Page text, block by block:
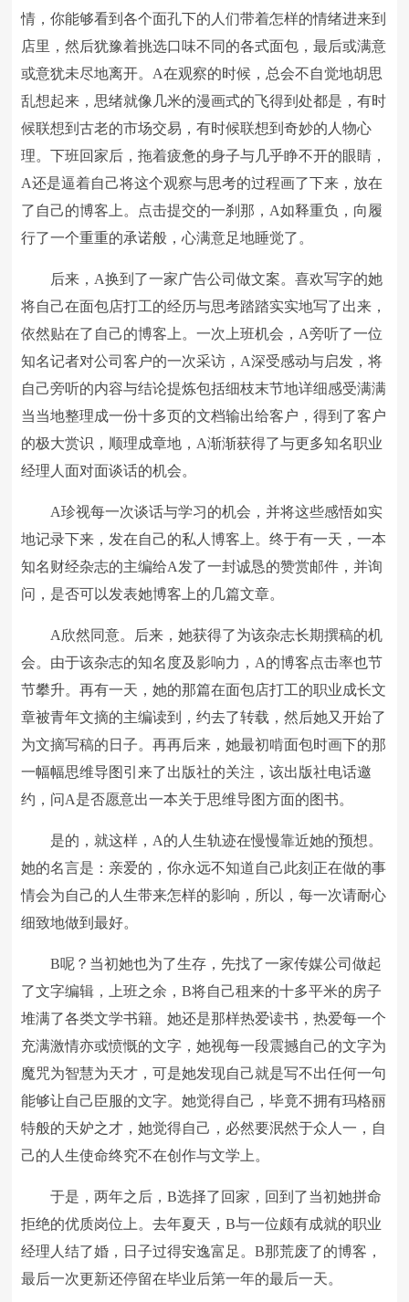
情，你能够看到各个面孔下的人们带着怎样的情绪进来到
店里，然后犹豫着挑选口味不同的各式面包，最后或满意
或意犹未尽地离开。A在观察的时候，总会不自觉地胡思
乱想起来，思绪就像几米的漫画式的飞得到处都是，有时
候联想到古老的市场交易，有时候联想到奇妙的人物心
理。下班回家后，拖着疲惫的身子与几乎睁不开的眼睛，
A还是逼着自己将这个观察与思考的过程画了下来，放在
了自己的博客上。点击提交的一刹那，A如释重负，向履
行了一个重重的承诺般，心满意足地睡觉了。
后来，A换到了一家广告公司做文案。喜欢写字的她
将自己在面包店打工的经历与思考踏踏实实地写了出来，
依然贴在了自己的博客上。一次上班机会，A旁听了一位
知名记者对公司客户的一次采访，A深受感动与启发，将
自己旁听的内容与结论提炼包括细枝末节地详细感受满满
当当地整理成一份十多页的文档输出给客户，得到了客户
的极大赏识，顺理成章地，A渐渐获得了与更多知名职业
经理人面对面谈话的机会。
A珍视每一次谈话与学习的机会，并将这些感悟如实
地记录下来，发在自己的私人博客上。终于有一天，一本
知名财经杂志的主编给A发了一封诚恳的赞赏邮件，并询
问，是否可以发表她博客上的几篇文章。
A欣然同意。后来，她获得了为该杂志长期撰稿的机
会。由于该杂志的知名度及影响力，A的博客点击率也节
节攀升。再有一天，她的那篇在面包店打工的职业成长文
章被青年文摘的主编读到，约去了转载，然后她又开始了
为文摘写稿的日子。再再后来，她最初啃面包时画下的那
一幅幅思维导图引来了出版社的关注，该出版社电话邀
约，问A是否愿意出一本关于思维导图方面的图书。
是的，就这样，A的人生轨迹在慢慢靠近她的预想。
她的名言是：亲爱的，你永远不知道自己此刻正在做的事
情会为自己的人生带来怎样的影响，所以，每一次请耐心
细致地做到最好。
B呢？当初她也为了生存，先找了一家传媒公司做起
了文字编辑，上班之余，B将自己租来的十多平米的房子
堆满了各类文学书籍。她还是那样热爱读书，热爱每一个
充满激情亦或愤慨的文字，她视每一段震撼自己的文字为
魔咒为智慧为天才，可是她发现自己就是写不出任何一句
能够让自己臣服的文字。她觉得自己，毕竟不拥有玛格丽
特般的天妒之才，她觉得自己，必然要泯然于众人一，自
己的人生使命终究不在创作与文学上。
于是，两年之后，B选择了回家，回到了当初她拼命
拒绝的优质岗位上。去年夏天，B与一位颇有成就的职业
经理人结了婚，日子过得安逸富足。B那荒废了的博客，
最后一次更新还停留在毕业后第一年的最后一天。